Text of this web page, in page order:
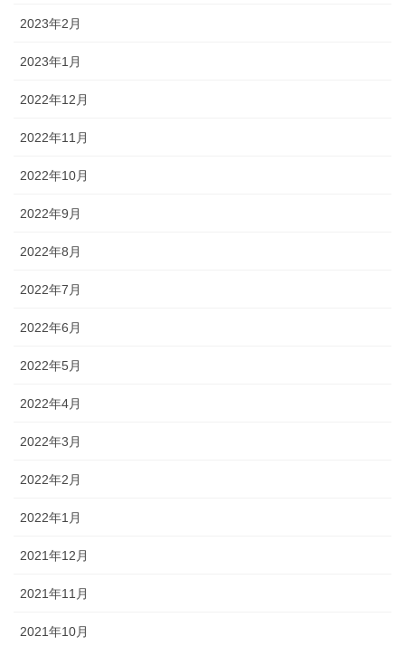
2023年2月
2023年1月
2022年12月
2022年11月
2022年10月
2022年9月
2022年8月
2022年7月
2022年6月
2022年5月
2022年4月
2022年3月
2022年2月
2022年1月
2021年12月
2021年11月
2021年10月